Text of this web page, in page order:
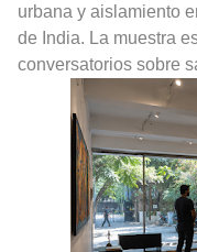
urbana y aislamiento
de India. La muestra
conversatorios sobre